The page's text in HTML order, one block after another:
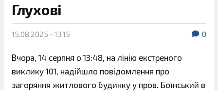
Глухові
15.08.2025 - 13:15 0
Вчора, 14 серпня о 13:48, на лінію екстреного
виклику 101, надійшло повідомлення про
загоряння житлового будинку у пров. Боїнський в